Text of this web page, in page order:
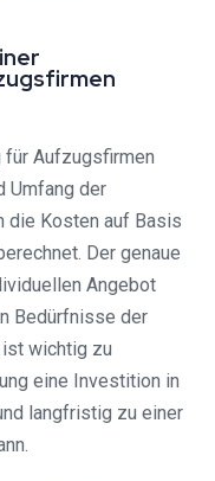
für Aufzugsfirmen
Umfang der
die Kosten auf Basis
Der genaue
Angebot
Bedürfnisse der
wichtig zu
eine Investition in
langfristig zu einer